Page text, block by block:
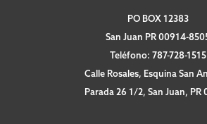
PO BOX 12383
San Juan PR 00914-
Teléfono: 787-728-1515
Calle Rosales, Esquina San
Parada 26 1/2, San Juan, PR